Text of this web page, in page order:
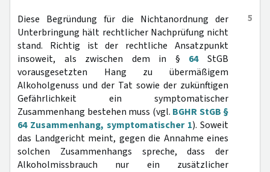
5
Diese Begründung für die Nichtanordnung der
Unterbringung hält rechtlicher Nachprüfung nicht
stand. Richtig ist der rechtliche Ansatzpunkt
insoweit, als zwischen dem in § 64StGB
vorausgesetzten Hang zu übermäßigem
Alkoholgenuss und der Tat sowie der zukünftigen
Gefährlichkeit ein symptomatischer
Zusammenhang bestehen muss (vgl. BGHR StGB §
64 Zusammenhang, symptomatischer 1). Soweit
das Landgericht meint, gegen die Annahme eines
solchen Zusammenhangs spreche, dass der
Alkoholmissbrauch nur ein zusätzlicher